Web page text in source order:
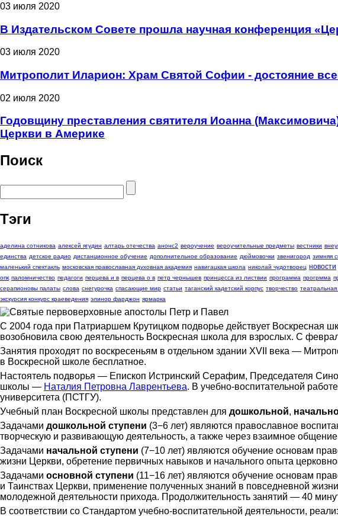
03 июля 2020
В Издательском Совете прошла научная конференция
03 июля 2020
Митрополит Иларион: Храм Святой Софии - достояние
02 июля 2020
Годовщину преставления святителя Иоанна
Церкви в Америке
Поиск
Тэги
аделина сотникова алексей ягудин алтарь отечества анонс2 вероучение вероучительные предметы вестники
единства детское радио дистанционное обучение дополнительное образование дюймовочки звенигород зимняя
маленький спектакль московская православная духовная академия навигацкая школа николай чудотворец новости
опк паломничество педагоги перцева и в перцева о в петр чернышев принцесса из листвии программа прогрмма
серапионовы палаты слова снегурочка спасающие мир статьи таганский кадетский корпус творчество театральная
экскурсия конкурс краеведения элинор фарджон ярмарка
С 2004 года при Патриаршем Крутицком подворье действует Воскресная
возобновила свою деятельность Воскресная школа для взрослых. С
Занятия проходят по воскресеньям в отдельном здании XVII века —
в Воскресной школе бесплатное.
Настоятель подворья — Епископ Истринский Серафим, Председателя
школы — Наталия Петровна Лаврентьева. В учебно-воспитательной
университета (ПСТГУ).
Учебный план Воскресной школы представлен для дошкольной,
Задачами дошкольной ступени (3−6 лет) являются православное
творческую и развивающую деятельность, а также через взаимное
Задачами начальной ступени (7−10 лет) являются обучение основам
жизни Церкви, обретение первичных навыков и начального опыта
Задачами основной ступени (11−16 лет) являются обучение основам
и Таинствах Церкви, применение полученных знаний в повседневной
молодежной деятельности прихода. Продолжительность занятий — 40
В соответствии со Стандартом учебно-воспитательной деятельности,